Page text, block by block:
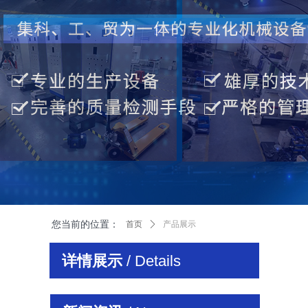
您当前的位置： 首页 ꄲ 产品展示
详情展示 / Details